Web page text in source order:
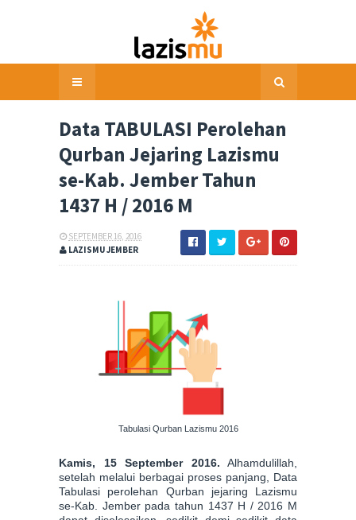
Data TABULASI Perolehan
Qurban Jejaring Lazismu
se-Kab. Jember Tahun
1437 H / 2016 M
SEPTEMBER 16, 2016
LAZISMU JEMBER
Tabulasi Qurban Lazismu 2016
Kamis, 15 September 2016. Alhamdulillah,
setelah melalui berbagai proses panjang, Data
Tabulasi perolehan Qurban jejaring Lazismu
se-Kab. Jember pada tahun 1437 H / 2016 M